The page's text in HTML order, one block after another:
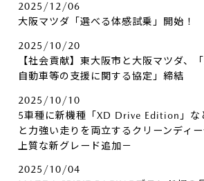
2025/12/06
大阪マツダ「選べる体感試乗」開始！
2025/10/20
【社会貢献】東大阪市と大阪マツダ、
自動車等の支援に関する協定」締結
2025/10/10
5車種に新機種「XD Drive Edition」な
と力強い走りを両立するクリーンディ
上質な新グレード追加－
2025/10/04